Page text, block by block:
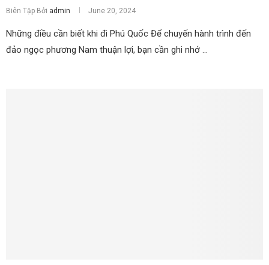
Biên Tập Bởi admin June 20, 2024
Những điều cần biết khi đi Phú Quốc Để chuyến hành trình đến
đảo ngọc phương Nam thuận lợi, bạn cần ghi nhớ …